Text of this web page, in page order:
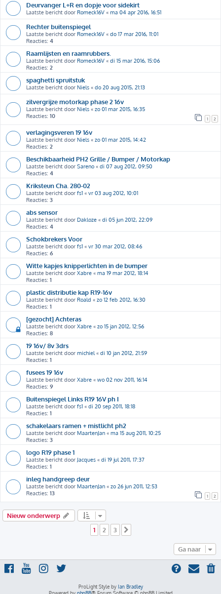
Deurvanger L+R en dopje voor sidekirt
Laatste bericht door Romeck16V « ma 04 apr 2016, 16:51
Rechter buitenspiegel
Laatste bericht door Romeck16V « do 17 mar 2016, 11:01
Reacties: 4
Raamlijsten en raamrubbers.
Laatste bericht door Romeck16V « di 15 mar 2016, 15:06
Reacties: 2
spaghetti spruitstuk
Laatste bericht door Niels « do 20 aug 2015, 21:13
zilvergrijze motorkap phase 2 16v
Laatste bericht door Niels « zo 01 mar 2015, 16:35
Reacties: 10 1 2
verlagingsveren 19 16v
Laatste bericht door Niels « zo 01 mar 2015, 14:42
Reacties: 2
Beschikbaarheid PH2 Grille / Bumper / Motorkap
Laatste bericht door Sareno « di 07 aug 2012, 09:50
Reacties: 4
Kriksteun Cha. 280-02
Laatste bericht door fs1 « vr 03 aug 2012, 10:01
Reacties: 3
abs sensor
Laatste bericht door Dakloze « di 05 jun 2012, 22:09
Reacties: 4
Schokbrekers Voor
Laatste bericht door fs1 « vr 30 mar 2012, 08:46
Reacties: 6
Witte kapjes knipperlichten in de bumper
Laatste bericht door Xabre « ma 19 mar 2012, 18:14
Reacties: 1
plastic distributie kap R19-16v
Laatste bericht door Roald « zo 12 feb 2012, 16:30
Reacties: 1
[gezocht] Achteras
Laatste bericht door Xabre « zo 15 jan 2012, 12:56
Reacties: 8
19 16v/ 8v 3drs
Laatste bericht door michiel« di 10 jan 2012, 21:59
Reacties: 1
fusees 19 16v
Laatste bericht door Xabre « wo 02 nov 2011, 16:14
Reacties: 9
Buitenspiegel Links R19 16V ph I
Laatste bericht door fs1 « di 20 sep 2011, 18:18
Reacties: 1
schakelaars ramen + mistlicht ph2
Laatste bericht door MaartenJan « ma 15 aug 2011, 10:25
Reacties: 3
logo R19 phase 1
Laatste bericht door Jacques « di 19 jul 2011, 17:37
Reacties: 1
inleg handgreep deur
Laatste bericht door MaartenJan « zo 26 jun 2011, 12:53
Reacties: 13 1 2
Nieuw onderwerp
1
2 3
Ga naar
ProLight Style by Ian Bradley